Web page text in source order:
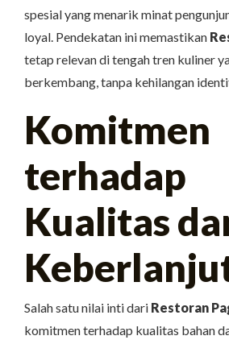
spesial yang menarik minat
loyal. Pendekatan ini memastikan
tetap relevan di tengah tren kuliner
berkembang, tanpa kehilangan
Komitmen
terhadap
Kualitas
Salah satu nilai inti dari Restoran
komitmen terhadap kualitas bahan